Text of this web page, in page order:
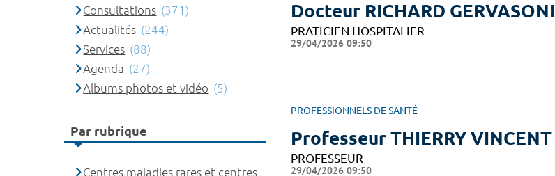
Docteur RICHARD GERVASONI
PRATICIEN HOSPITALIER
29/04/2026 09:50
PROFESSIONNELS DE SANTÉ
Professeur THIERRY VINCENT
PROFESSEUR
29/04/2026 09:50
Consultations (371)
Actualités (244)
Services (88)
Agenda (27)
Albums photos et vidéo (5)
Par rubrique
Centres maladies rares et centres